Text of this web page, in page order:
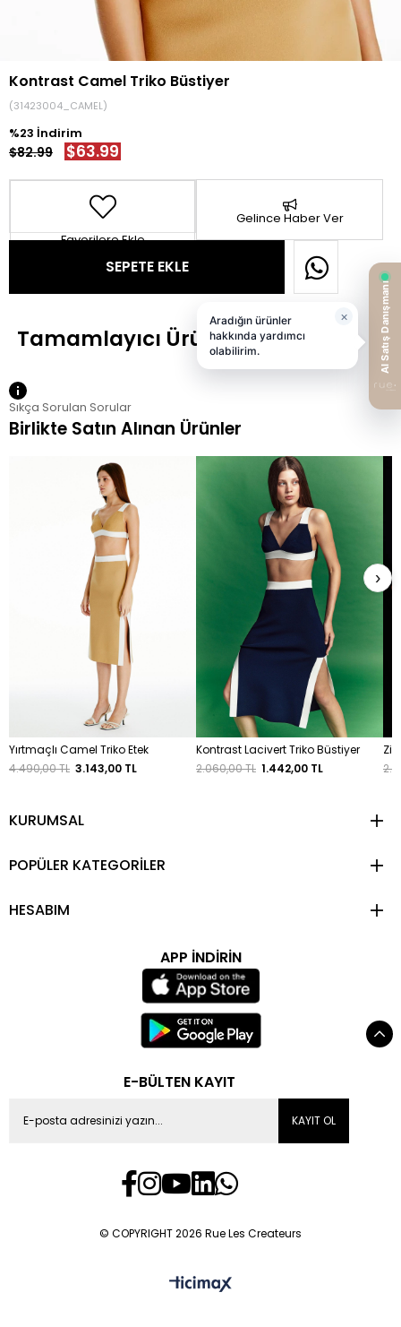
Kontrast Camel Triko Büstiyer
(31423004_CAMEL)
23
$82.99 $63.99
Favorilere Ekle
Gelince Haber Ver
Sıkça Sorulan Sorular
Birlikte Satın Alınan Ürünler
Yırtmaçlı Camel Triko Etek
4.490,00 TL 3.143,00 TL
Kontrast Lacivert Triko Büstiyer
2.060,00 TL 1.442,00 TL
›
KURUMSAL
POPÜLER KATEGORİLER
HESABIM
APP İNDİRİN
E-BÜLTEN KAYIT
KAYIT OL
© COPYRIGHT 2026 Rue Les Createurs